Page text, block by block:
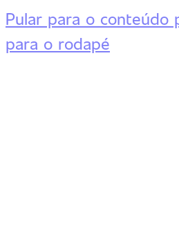
Pular para o conteúdo
para o rodapé